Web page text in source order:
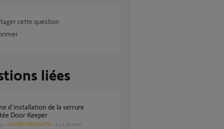
cette question
liées
Door Keeper
AUTRES PRODUITS il y a 10 mois